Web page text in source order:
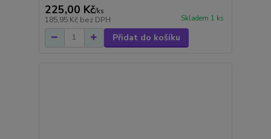
225,00 Kč/ks
185,95 Kč bez DPH Skladem 1 ks
Přidat do košíku